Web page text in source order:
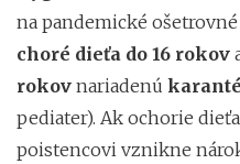
na pandemické
choré dieťa do 16 rokov
rokov nariadenú
pediater). Ak ochorie
poistencovi vznikne